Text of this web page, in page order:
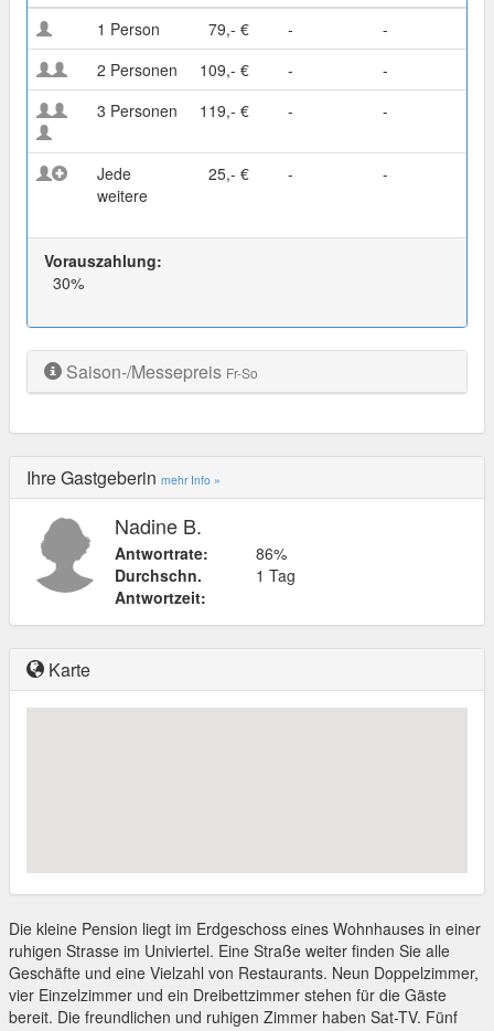
1 Person
79,- € -
-
2 Personen
109,- € -
-
3 Personen
119,- € - -
Jede
weitere
25,- € - -
Vorauszahlung:
30%
Saison-/Messepreis Fr-So
Ihre Gastgeberin mehr Info »
Nadine B.
Antwortrate:
86%
Durchschn.
Antwortzeit:
1 Tag
Karte
Die kleine Pension liegt im Erdgeschoss eines Wohnhauses in einer
ruhigen Strasse im Univiertel. Eine Straße weiter finden Sie alle
Geschäfte und eine Vielzahl von Restaurants. Neun Doppelzimmer,
vier Einzelzimmer und ein Dreibettzimmer stehen für die Gäste
bereit. Die freundlichen und ruhigen Zimmer haben Sat-TV. Fünf